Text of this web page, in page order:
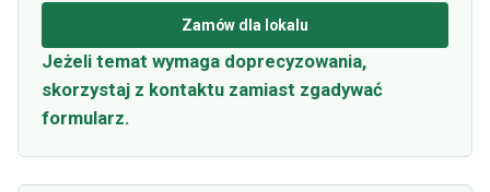
Zamów dla lokalu
Jeżeli temat wymaga doprecyzowania,
skorzystaj z kontaktu zamiast zgadywać
formularz.